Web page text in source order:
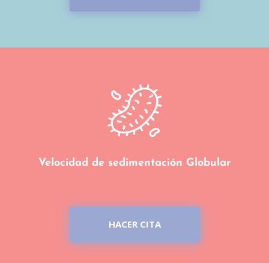
Velocidad de sedimentación Globular
HACER CITA